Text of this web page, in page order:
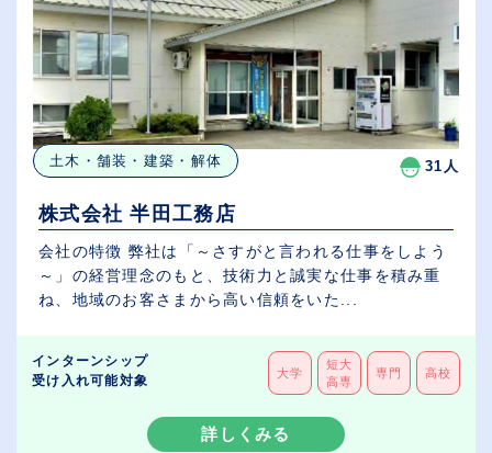
土木・舗装・建築・解体 31人
株式会社 半田工務店
会社の特徴 弊社は「～さすがと言われる仕事をしよう
～」の経営理念のもと、技術力と誠実な仕事を積み重
ね、地域のお客さまから高い信頼をいた...
インターンシップ
受け入れ可能対象
大学
短大
高専
専門 高校
詳しくみる